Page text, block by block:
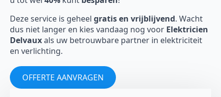
Deze service is geheel gratis en vrijblijvend. Wacht
dus niet langer en kies vandaag nog voor Elektricien
Delvauxals uw betrouwbare partner in elektriciteit
en verlichting.
OFFERTE AANVRAGEN